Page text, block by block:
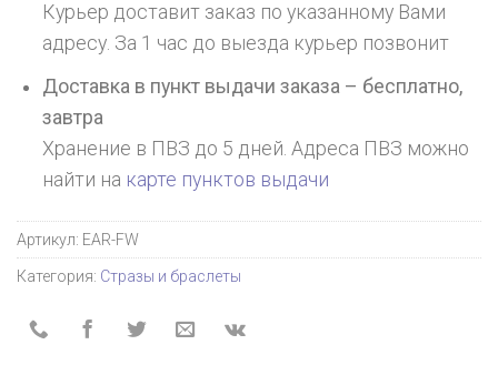
Курьер доставит заказ по указанному Вами
адресу. За 1 час до выезда курьер позвонит
Доставка в пункт выдачи заказа – бесплатно,
завтра
Хранение в ПВЗ до 5 дней. Адреса ПВЗ можно
найти на карте пунктов выдачи
Артикул: EAR-FW
Категория: Стразы и браслеты